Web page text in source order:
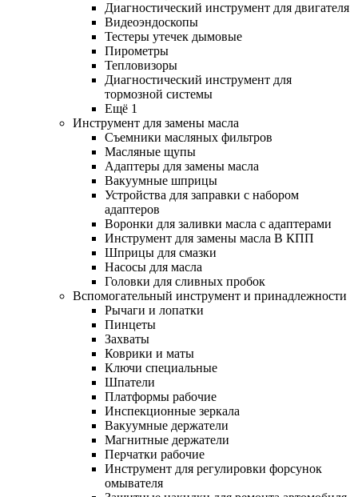
Диагностический инструмент для двигателя
Видеоэндоскопы
Тестеры утечек дымовые
Пирометры
Тепловизоры
Диагностический инструмент для
тормозной системы
Ещё 1
Инструмент для замены масла
Съемники масляных фильтров
Масляные щупы
Адаптеры для замены масла
Вакуумные шприцы
Устройства для заправки с набором
адаптеров
Воронки для заливки масла с адаптерами
Инструмент для замены масла В КПП
Шприцы для смазки
Насосы для масла
Головки для сливных пробок
Вспомогательный инструмент и принадлежности
Рычаги и лопатки
Пинцеты
Захваты
Коврики и маты
Ключи специальные
Шпатели
Платформы рабочие
Инспекционные зеркала
Вакуумные держатели
Магнитные держатели
Перчатки рабочие
Инструмент для регулировки форсунок
омывателя